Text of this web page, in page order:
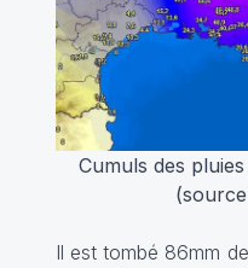
Cumuls des
(source
Il est tombé 86mm